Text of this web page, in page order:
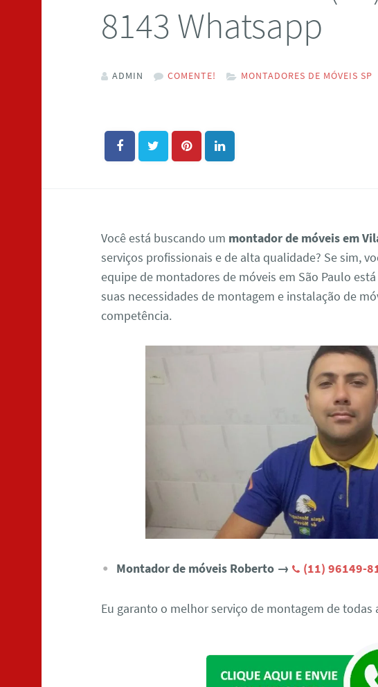
8143 Whatsapp
ADMIN COMENTE! MONTADORES DE MÓVEIS SP
Você está buscando um montador de móveis em
serviços profissionais e de alta qualidade? Se sim,
equipe de montadores de móveis em São Paulo
suas necessidades de montagem e instalação de
competência.
Montador de móveis Roberto → (11) 96149-
Eu garanto o melhor serviço de montagem de todas